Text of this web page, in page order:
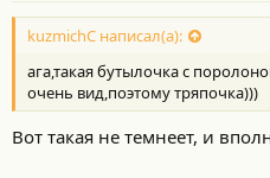
kuzmichC написал(а):
ага,такая бутылочка с
очень вид,поэтому тряпочка)))
Вот такая не темнеет, и